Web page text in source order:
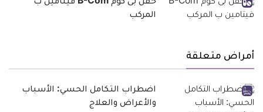
حقن بى كوم B-Com فيتامين ب
المركب
أمراض متعلقة
اضطراب التكامل الحسي: الأسباب
والأعراض والعلاج